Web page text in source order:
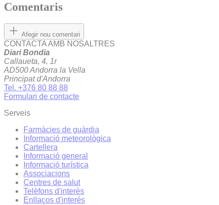
Comentaris
Afegir nou comentari
CONTACTA AMB NOSALTRES
Diari Bondia
Callaueta, 4, 1r
AD500 Andorra la Vella
Principat d'Andorra
Tel. +376 80 88 88
Formulari de contacte
Serveis
Farmàcies de guàrdia
Informació meteorològica
Cartellera
Informació general
Informació turística
Associacions
Centres de salut
Telèfons d'interès
Enllaços d'interés